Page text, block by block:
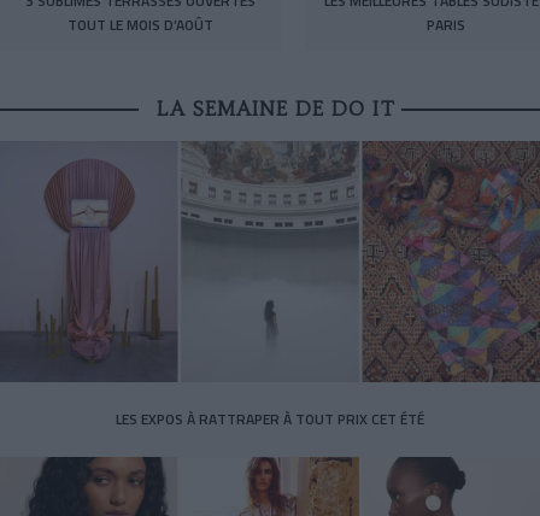
TOUT LE MOIS D’AOÛT
PARIS
LA SEMAINE DE DO IT
LES EXPOS À RATTRAPER À TOUT PRIX CET ÉTÉ